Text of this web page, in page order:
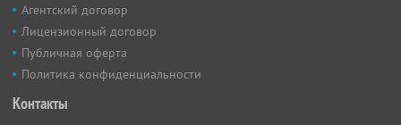
Агентский договор
Лицензионный договор
Публичная оферта
Политика конфиденциальности
Контакты